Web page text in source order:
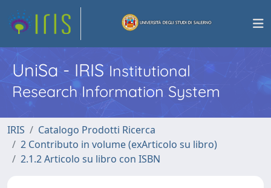
UniSa - IRISInstitutional
Research Information System
IRIS
Catalogo Prodotti Ricerca
2 Contributo in volume (exArticolo su libro)
2.1.2 Articolo su libro con ISBN